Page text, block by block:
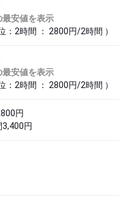
最安値を表示
：2時間 ： 2800円/2時間 ）
最安値を表示
：2時間 ： 2800円/2時間 ）
円
円